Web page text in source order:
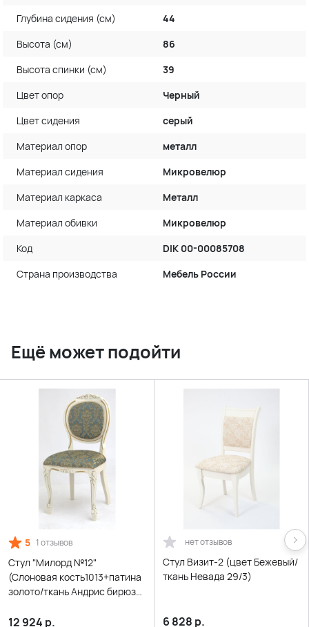
Глубина сидения (см)
44
Высота (см)
86
Высота спинки (см)
39
Цвет опор
Черный
Цвет сидения
серый
Материал опор
металл
Материал сидения
Микровелюр
Материал каркаса
Металл
Материал обивки
Микровелюр
Код
DIK 00-00085708
Страна производства
Мебель России
Ещё может подойти
5 1 отзывов
Стул "Милорд №12"
(Слоновая кость1013+патина
золото/ткань Андрис бирюза
12 924 р.
нет отзывов
Стул Визит-2 (цвет Бежевый/
ткань Невада 29/3)
6 828 р.